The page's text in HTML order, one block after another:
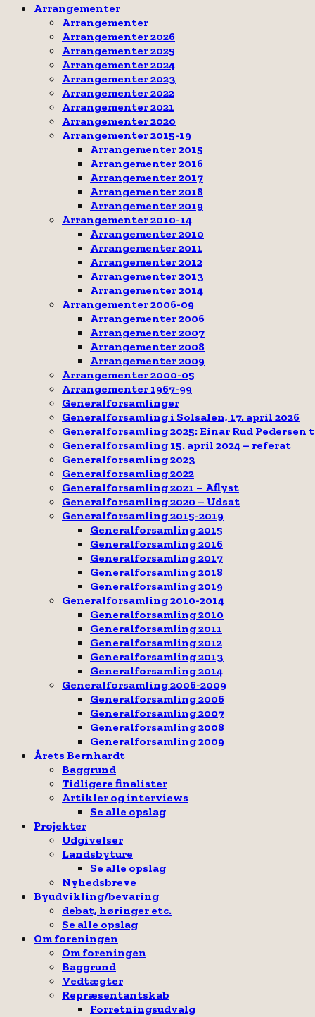
Arrangementer
Arrangementer
Arrangementer 2026
Arrangementer 2025
Arrangementer 2024
Arrangementer 2023
Arrangementer 2022
Arrangementer 2021
Arrangementer 2020
Arrangementer 2015-19
Arrangementer 2015
Arrangementer 2016
Arrangementer 2017
Arrangementer 2018
Arrangementer 2019
Arrangementer 2010-14
Arrangementer 2010
Arrangementer 2011
Arrangementer 2012
Arrangementer 2013
Arrangementer 2014
Arrangementer 2006-09
Arrangementer 2006
Arrangementer 2007
Arrangementer 2008
Arrangementer 2009
Arrangementer 2000-05
Arrangementer 1967-99
Generalforsamlinger
Generalforsamling i Solsalen, 17. april 2026
Generalforsamling 2025: Einar Rud
Generalforsamling 15. april 2024 – referat
Generalforsamling 2023
Generalforsamling 2022
Generalforsamling 2021 – Aflyst
Generalforsamling 2020 – Udsat
Generalforsamling 2015-2019
Generalforsamling 2015
Generalforsamling 2016
Generalforsamling 2017
Generalforsamling 2018
Generalforsamling 2019
Generalforsamling 2010-2014
Generalforsamling 2010
Generalforsamling 2011
Generalforsamling 2012
Generalforsamling 2013
Generalforsamling 2014
Generalforsamling 2006-2009
Generalforsamling 2006
Generalforsamling 2007
Generalforsamling 2008
Generalforsamling 2009
Årets Bernhardt
Baggrund
Tidligere finalister
Artikler og interviews
Se alle opslag
Projekter
Udgivelser
Landsbyture
Se alle opslag
Nyhedsbreve
Byudvikling/bevaring
debat, høringer etc.
Se alle opslag
Om foreningen
Om foreningen
Baggrund
Vedtægter
Repræsentantskab
Forretningsudvalg